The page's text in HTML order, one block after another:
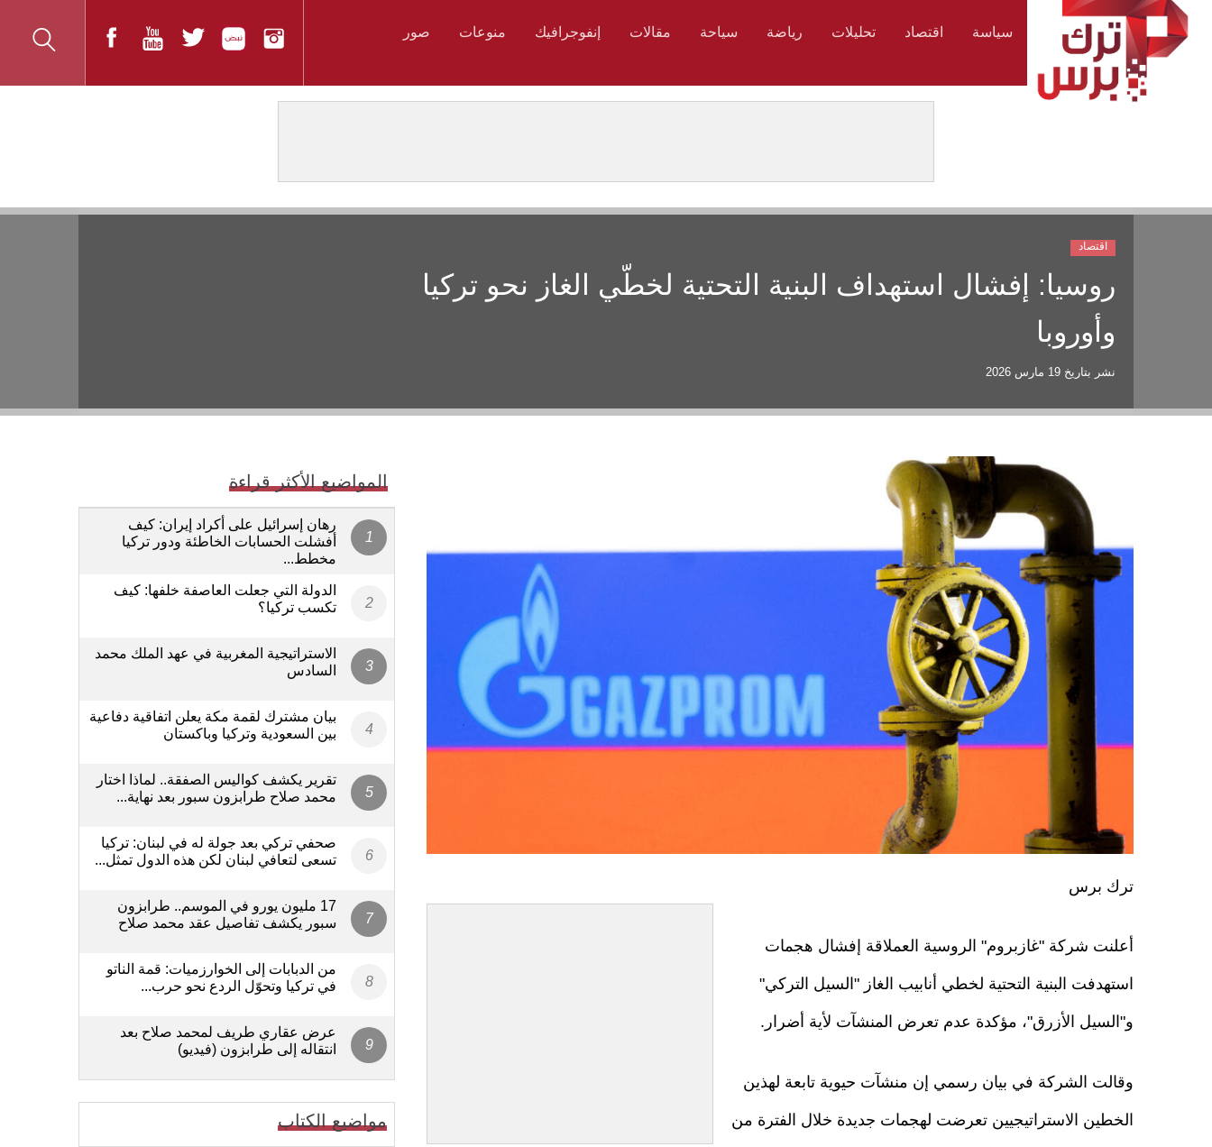
سياسة اقتصاد تحليلات رياضة سياحة مقالات إنفوجرافيك منوعات صور
روسيا: إفشال استهداف البنية التحتية لخطّي الغاز نحو تركيا
وأوروبا
نشر بتاريخ 19 مارس 2026
اقتصاد
ترك برس
أعلنت شركة "غازبروم" الروسية العملاقة إفشال هجمات
استهدفت البنية التحتية لخطي أنابيب الغاز "السيل التركي"
و"السيل الأزرق"، مؤكدة عدم تعرض المنشآت لأية أضرار.
وقالت الشركة في بيان رسمي إن منشآت حيوية تابعة لهذين
الخطين الاستراتيجيين تعرضت لهجمات جديدة خلال الفترة من
المواضيع الأكثر قراءة
رهان إسرائيل على أكراد إيران: كيف
أفشلت الحسابات الخاطئة ودور تركيا
مخطط...
الدولة التي جعلت العاصفة خلفها: كيف
تكسب تركيا؟
الاستراتيجية المغربية في عهد الملك محمد
السادس
بيان مشترك لقمة مكة يعلن اتفاقية دفاعية
بين السعودية وتركيا وباكستان
تقرير يكشف كواليس الصفقة.. لماذا اختار
محمد صلاح طرابزون سبور بعد نهاية...
صحفي تركي بعد جولة له في لبنان: تركيا
تسعى لتعافي لبنان لكن هذه الدول تمثل...
17 مليون يورو في الموسم.. طرابزون
سبور يكشف تفاصيل عقد محمد صلاح
من الدبابات إلى الخوارزميات: قمة الناتو
في تركيا وتحوّل الردع نحو حرب...
عرض عقاري طريف لمحمد صلاح بعد
انتقاله إلى طرابزون (فيديو)
مواضيع الكتاب